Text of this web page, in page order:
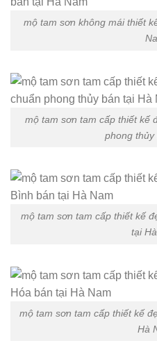
mộ tam sơn không mái thiết
mộ tam sơn tam cấp thiết kế
phong thủy
mộ tam sơn tam cấp thiết kế
tại
mộ tam sơn tam cấp thiết kế
Hà